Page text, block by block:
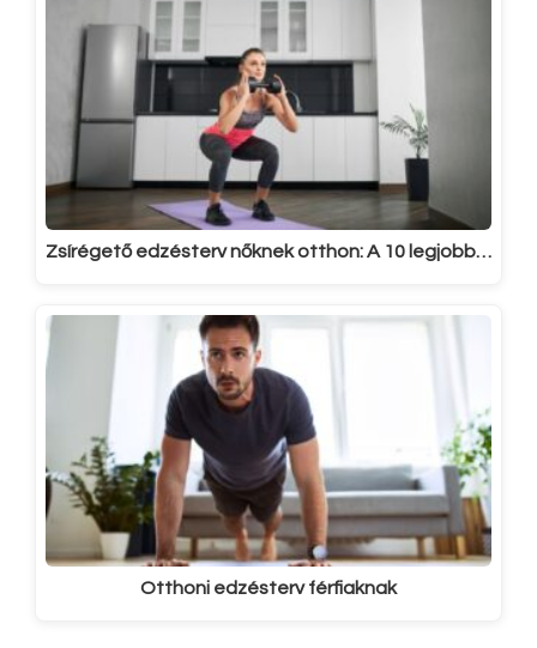
Zsírégető edzésterv nőknek otthon: A 10 legjobb…
Otthoni edzésterv férfiaknak